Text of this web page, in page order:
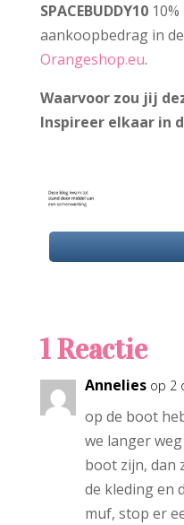
SPACEBUDDY1010%
aankoopbedrag in
Orangeshop.eu.
Waarvoor zou jij
Inspireer elkaar in
1 Reactie
Annelies op 2
op de boot
we langer
boot zijn, dan
de kleding en
muf, stop er